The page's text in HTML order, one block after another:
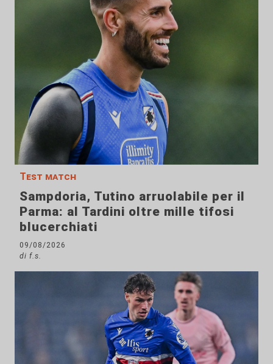
Test match
Sampdoria, Tutino arruolabile per il
Parma: al Tardini oltre mille tifosi
blucerchiati
09/08/2026
di f.s.